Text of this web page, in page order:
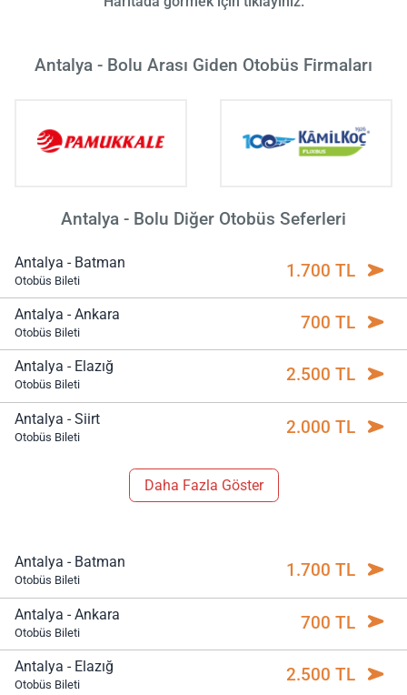
Antalya - Bolu Arası Giden Otobüs Firmaları
Antalya - Bolu Diğer Otobüs Seferleri
Antalya - Batman
Otobüs Bileti 1.700 TL
Antalya - Ankara
Otobüs Bileti 700 TL
Antalya - Elazığ
Otobüs Bileti 2.500 TL
Antalya - Siirt
Otobüs Bileti 2.000 TL
Daha Fazla Göster
Antalya - Batman
Otobüs Bileti 1.700 TL
Antalya - Ankara
Otobüs Bileti 700 TL
Antalya - Elazığ
Otobüs Bileti 2.500 TL